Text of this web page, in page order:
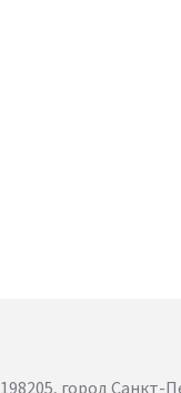
198205, город Санкт-